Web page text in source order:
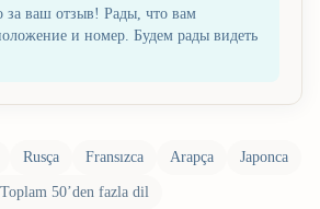
за ваш отзыв! Рады, что вам
и номер. Будем рады видеть
Rusça Fransızca Arapça Japonca
Toplam 50’den fazla dil